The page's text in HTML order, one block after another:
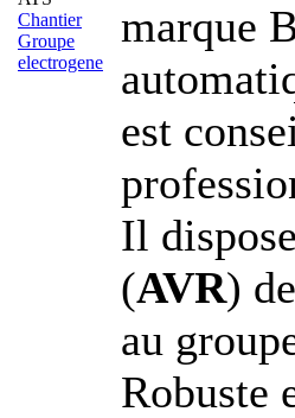
Chantier
Groupe
electrogene
marque
est
Il
(AVR)
au
Robuste